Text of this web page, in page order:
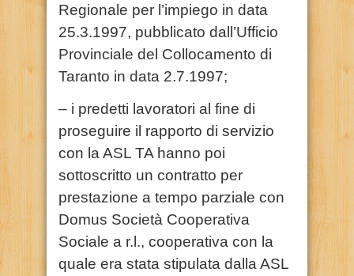
Regionale per l’impiego in data
25.3.1997, pubblicato dall’Ufficio
Provinciale del Collocamento di
Taranto in data 2.7.1997;
– i predetti lavoratori al fine di
proseguire il rapporto di servizio
con la ASL TA hanno poi
sottoscritto un contratto per
prestazione a tempo parziale con
Domus Società Cooperativa
Sociale a r.l., cooperativa con la
quale era stata stipulata dalla ASL